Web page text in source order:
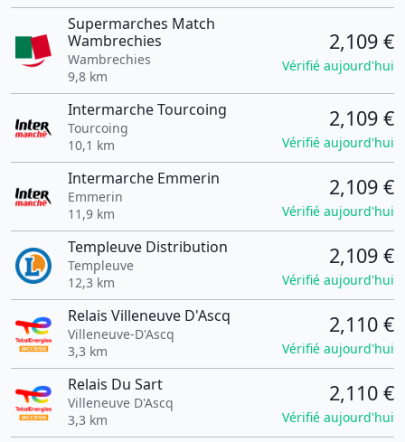
Supermarches Match
Wambrechies
Wambrechies
9,8 km
2,109 €
Vérifié aujourd'hui
Intermarche Tourcoing
Tourcoing
10,1 km
2,109 €
Vérifié aujourd'hui
Intermarche Emmerin
Emmerin
11,9 km
2,109 €
Vérifié aujourd'hui
Templeuve Distribution
Templeuve
12,3 km
2,109 €
Vérifié aujourd'hui
Relais Villeneuve D'Ascq
Villeneuve-D'Ascq
3,3 km
2,110 €
Vérifié aujourd'hui
Relais Du Sart
Villeneuve D'Ascq
3,3 km
2,110 €
Vérifié aujourd'hui